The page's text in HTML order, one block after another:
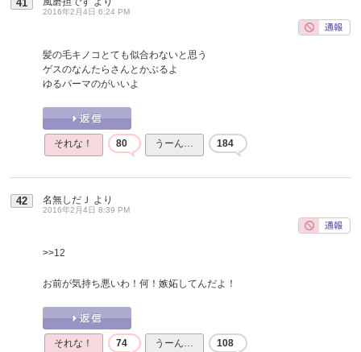
41
2016年2月4日 6:24 PM
髪の毛キノコとても似合わないと思う
ゲスのなんたらさんとかぶるよ
ゆるパーマのがいいよ
それな！ 80 うーん… 184
42 名無しだＪ より
2016年2月4日 8:39 PM
>>12
お前が気持ち悪いわ！何！嫉妬してんだよ！
それな！ 74 うーん… 108